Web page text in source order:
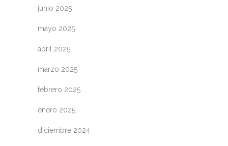
junio 2025
mayo 2025
abril 2025
marzo 2025
febrero 2025
enero 2025
diciembre 2024